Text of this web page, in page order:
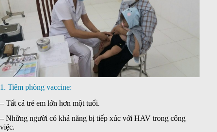
1. Tiêm phòng vaccine:
– Tất cả trẻ em lớn hơn một tuổi.
– Những người có khả năng bị tiếp xúc với HAV trong công
việc.